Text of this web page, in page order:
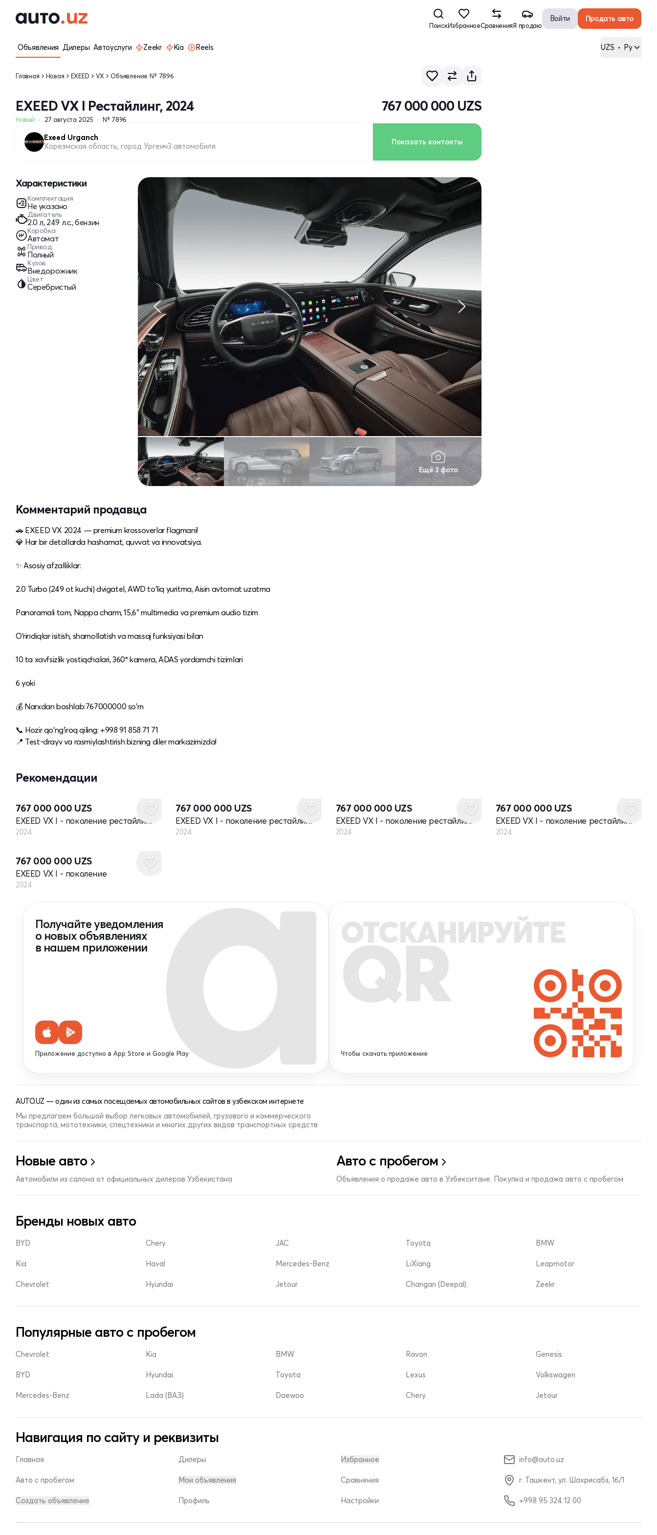
ПоискИзбранноеСравненияЯ продаю
Войти Продать авто
Объявления Дилеры Автоуслуги Zeekr Kia Reels UZS • Ру
Главная Новая EXEED VX Объявление № 7896
EXEED VX I Рестайлинг, 2024
Новый 27 августа 2025 № 7896
767 000 000 UZS
Exeed Urganch
Хорезмская область, город Ургенч3 автомобиля Показать контакты
Характеристики
Комплектация
Не указано
Двигатель
2.0 л, 249 л.с., бензин
Коробка
Автомат
Привод
Полный
Кузов
Внедорожник
Цвет
Серебристый
Ещё 3 фото
Комментарий продавца
🚗 EXEED VX 2024 — premium krossoverlar flagmani!
💎 Har bir detallarda hashamat, quvvat va innovatsiya.
✨ Asosiy afzalliklar:
2.0 Turbo (249 ot kuchi) dvigatel, AWD to‘liq yuritma, Aisin avtomat uzatma
Panoramali tom, Nappa charm, 15,6″ multimedia va premium audio tizim
O‘rindiqlar isitish, shamollatish va massaj funksiyasi bilan
10 ta xavfsizlik yostiqchalari, 360° kamera, ADAS yordamchi tizimlari
6 yoki
💰 Narxdan boshlab:767000000 so'm
📞 Hozir qo‘ng‘iroq qiling: +998 91 858 71 71
📍 Test-drayv va rasmiylashtirish bizning diler markazimizda!
Рекомендации
767 000 000 UZS
EXEED VX I - поколение рестайлинг
2024
767 000 000 UZS
EXEED VX I - поколение рестайлинг
2024
767 000 000 UZS
EXEED VX I - поколение рестайлинг
2024
767 000 000 UZS
EXEED VX I - поколение рестайлинг
2024
767 000 000 UZS
EXEED VX I - поколение
2024
Получайте уведомления
о новых объявлениях
в нашем приложении
Приложение доступно в App Store и Google Play
ОТСКАНИРУЙТЕ
QR
Чтобы скачать приложение
AUTO.UZ — один из самых посещаемых автомобильных сайтов в узбекском интернете
Мы предлагаем большой выбор легковых автомобилей, грузового и коммерческого
транспорта, мототехники, спецтехники и многих других видов транспортных средств
Новые авто
Автомобили из салона от официальных дилеров Узбекистана
Авто с пробегом
Объявления о продаже авто в Узбекситане. Покупка и продажа авто с пробегом
Бренды новых авто
BYD
Kia
Chevrolet
Chery
Haval
Hyundai
JAC
Mercedes-Benz
Jetour
Toyota
LiXiang
Changan (Deepal)
BMW
Leapmotor
Zeekr
Популярные авто с пробегом
Chevrolet
BYD
Mercedes-Benz
Kia
Hyundai
Lada (ВАЗ)
BMW
Toyota
Daewoo
Ravon
Lexus
Chery
Genesis
Volkswagen
Jetour
Навигация по сайту и реквизиты
Главная
Авто с пробегом
Создать объявление
Дилеры
Мои объявления
Профиль
Избранное
Сравнения
Настройки
info@auto.uz
г. Ташкент, ул. Шахрисабз, 16/1
+998 95 324 12 00